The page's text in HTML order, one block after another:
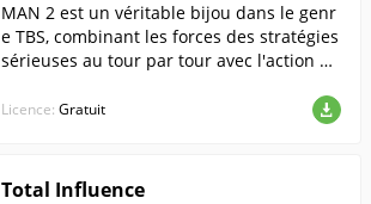
MAN 2 est un véritable bijou dans le genr
e TBS, combinant les forces des stratégies
sérieuses au tour par tour avec l'action de
vez ce qu'il faut pour devenir un stratège
reconnu, il ne vous reste plus qu'à le prou
Licence: Gratuit
Total Influence